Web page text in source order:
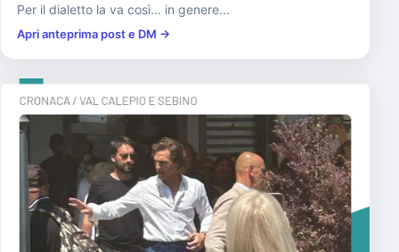
Per il dialetto la va così… in genere...
Apri anteprima post e DM →